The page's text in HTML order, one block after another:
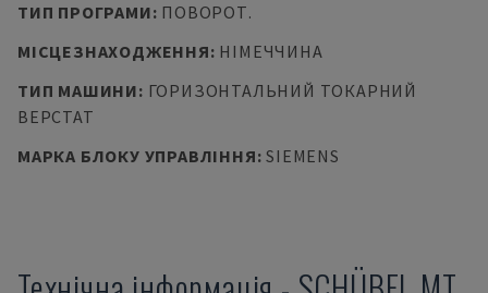
ТИП ПРОГРАМИ: ПОВОРОТ.
МІСЦЕЗНАХОДЖЕННЯ: НІМЕЧЧИНА
ТИП МАШИНИ: ГОРИЗОНТАЛЬНИЙ ТОКАРНИЙ
ВЕРСТАТ
МАРКА БЛОКУ УПРАВЛІННЯ:SIEMENS